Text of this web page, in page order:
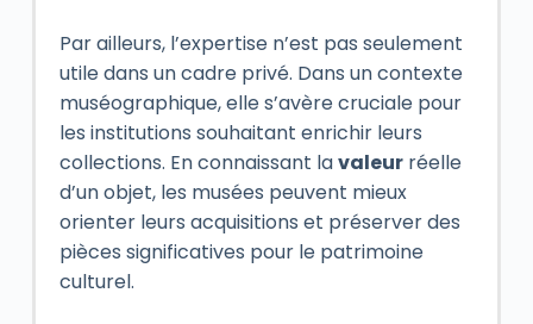
Par ailleurs, l’expertise n’est pas seulement
utile dans un cadre privé. Dans un contexte
muséographique, elle s’avère cruciale pour
les institutions souhaitant enrichir leurs
collections. En connaissant lavaleurréelle
d’un objet, les musées peuvent mieux
orienter leurs acquisitions et préserver des
pièces significatives pour le patrimoine
culturel.